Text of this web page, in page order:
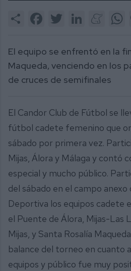
1
Share FacebookTwitter LinkedIn
El equipo se enfrentó en la
Maqueda, venciendo en los
de cruces de semifinales
El Candor Club de Fútbol se
fútbol cadete femenino que
sábado por primera vez.
Mijas, Álora y Málaga y contó
especial y mucho público.
del sábado en el campo anexo
Deportiva los equipos cadete
el Puente de Álora, Mijas-Las
Mijas, y Santa Rosalía
balance del torneo en cuanto
equipos y público fue muy